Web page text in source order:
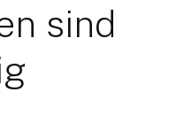
sind